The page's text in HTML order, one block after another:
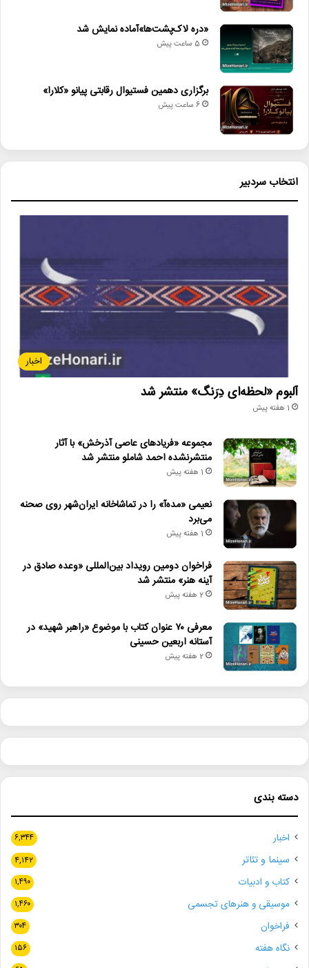
«دره لاک‌پشت‌ها»آماده نمایش شد
5 ساعت پیش
برگزاری دهمین فستیوال رقابتی پیانو «کلارا»
6 ساعت پیش
انتخاب سردبیر
اخبار
آلبوم «لحظه‌ای دِرَنگ» منتشر شد
1 هفته پیش
مجموعه «فریادهای عاصی آذرخش» با آثار
منتشرنشده احمد شاملو منتشر شد
1 هفته پیش
نعیمی «مده‌آ» را در تماشاخانه ایران‌شهر روی صحنه
می‌برد
1 هفته پیش
فراخوان دومین رویداد بین‌المللی «وعده صادق در
آینه هنر» منتشر شد
2 هفته پیش
معرفی ۷۰ عنوان کتاب با موضوع «راهبر شهید» در
آستانه اربعین حسینی
2 هفته پیش
دسته بندی
اخبار ۶,۳۴۴
سینما و تئاتر ۴,۱۴۲
کتاب و ادبیات ۱,۴۹۰
موسیقی و هنرهای تجسمی ۱,۴۶۰
فراخوان ۳۰۴
نگاه هفته ۱۵۶